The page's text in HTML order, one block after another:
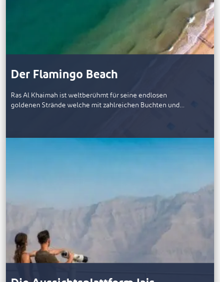
Der Flamingo Beach
Ras Al Khaimah ist weltberühmt für seine endlosen
goldenen Strände welche mit zahlreichen Buchten und…